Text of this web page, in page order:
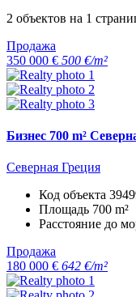
2 объектов на 1
Продажа
350 000 € 500 €/m²
Бизнес 700 m²
Северная Греция
Код объекта
Площадь 700 m²
Расстояние до
Продажа
180 000 € 642 €/m²